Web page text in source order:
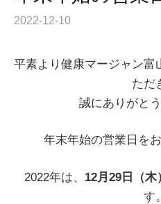
2022-12-10
平素より健康マージャン富
ただ
誠にありがと
年末年始の営業日を
2022年は、 12月29日（木
す。